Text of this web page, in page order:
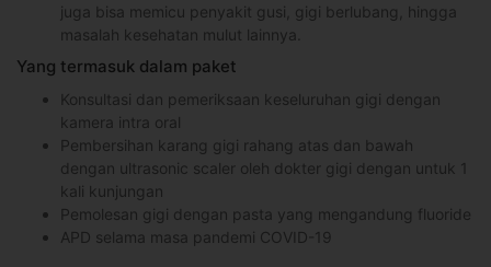
juga bisa memicu penyakit gusi, gigi berlubang, hingga
masalah kesehatan mulut lainnya.
Yang termasuk dalam paket
Konsultasi dan pemeriksaan keseluruhan gigi dengan
kamera intra oral
Pembersihan karang gigi rahang atas dan bawah
dengan ultrasonic scaler oleh dokter gigi dengan untuk 1
kali kunjungan
Pemolesan gigi dengan pasta yang mengandung fluoride
APD selama masa pandemi COVID-19